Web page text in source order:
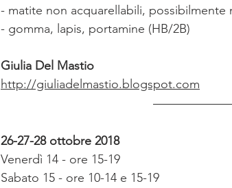
- matite non acquarellabili,
- gomma, lapis, portamine (HB/2B)
Giulia Del Mastio
http://giuliadelmastio.blogspot.com
26-27-28 ottobre 2018
Venerdì 14 - ore 15-19
Sabato 15 - ore 10-14 e 15-19